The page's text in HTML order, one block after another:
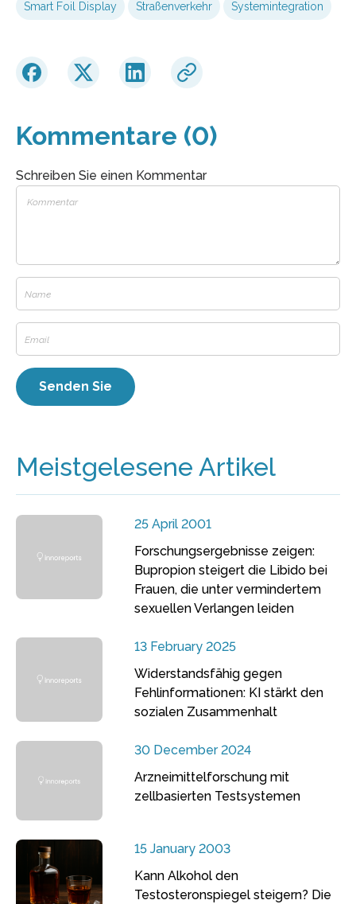
Smart Foil Display Straßenverkehr Systemintegration
Kommentare (0)
Schreiben Sie einen Kommentar
Meistgelesene Artikel
25 April 2001
Forschungsergebnisse zeigen:
Bupropion steigert die Libido bei
Frauen, die unter vermindertem
sexuellen Verlangen leiden
13 February 2025
Widerstandsfähig gegen
Fehlinformationen: KI stärkt den
sozialen Zusammenhalt
30 December 2024
Arzneimittelforschung mit
zellbasierten Testsystemen
15 January 2003
Kann Alkohol den
Testosteronspiegel steigern? Die